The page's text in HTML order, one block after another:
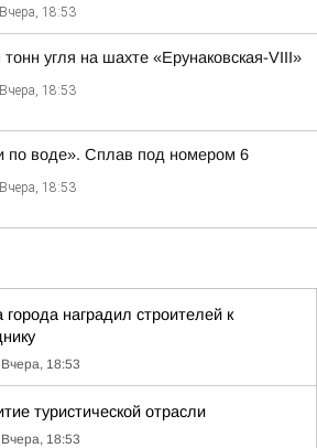
Вчера, 18:53
угля на шахте «Ерунаковская-VIII»
Вчера, 18:53
по воде». Сплав под номером 6
Вчера, 18:53
города наградил строителей к
Вчера, 18:53
туристической отрасли
Вчера, 18:53